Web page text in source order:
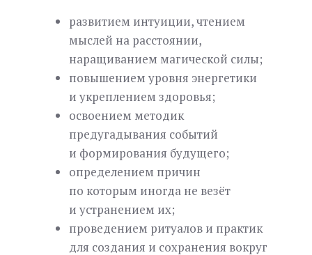
развитием интуиции, чтением
мыслей на расстоянии,
наращиванием магической силы;
повышением уровня энергетики
и укреплением здоровья;
освоением методик
предугадывания событий
и формирования будущего;
определением причин
по которым иногда не везёт
и устранением их;
проведением ритуалов и практик
для создания и сохранения вокруг